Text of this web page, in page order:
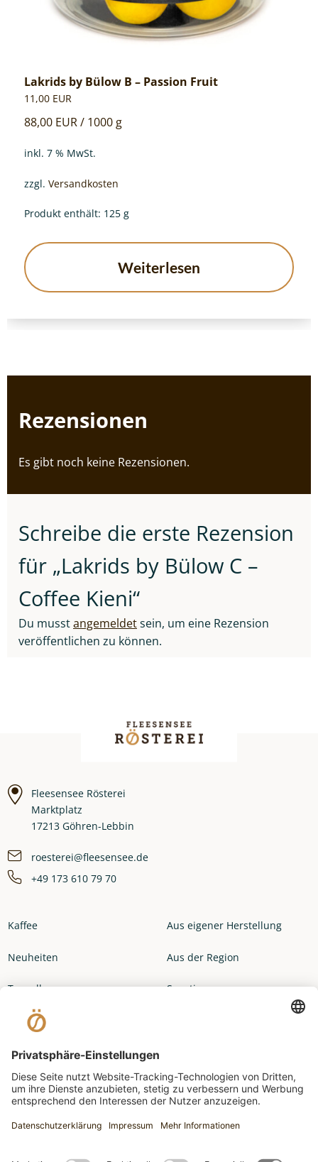
Lakrids by Bülow B – Passion Fruit
11,00 EUR
88,00 EUR/ 1000 g
inkl. 7 % MwSt.
zzgl. Versandkosten
Produkt enthält: 125 g
Weiterlesen
Rezensionen
Es gibt noch keine Rezensionen.
Schreibe die erste Rezension
für „Lakrids by Bülow C –
Coffee Kieni“
Du musstangemeldetsein, um eine Rezension
veröffentlichen zu können.
Fleesensee Rösterei
Marktplatz
17213 Göhren-Lebbin
roesterei@fleesensee.de
+49 173 610 79 70
Kaffee
Neuheiten
Topseller
Aus eigener Herstellung
Aus der Region
Sonstiges